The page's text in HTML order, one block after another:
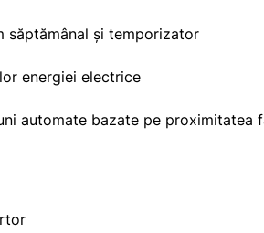
săptămânal și temporizator
energiei electrice
automate bazate pe proximitatea